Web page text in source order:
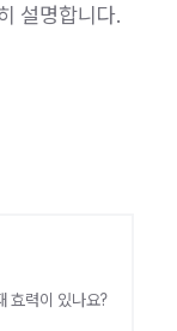
설명합니다.
효력이 있나요?